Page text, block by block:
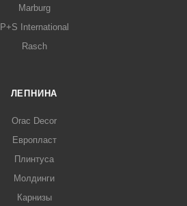
Marburg
P+S International
Rasch
ЛЕПНИНА
Orac Decor
Европласт
Плинтуса
Молдинги
Карнизы